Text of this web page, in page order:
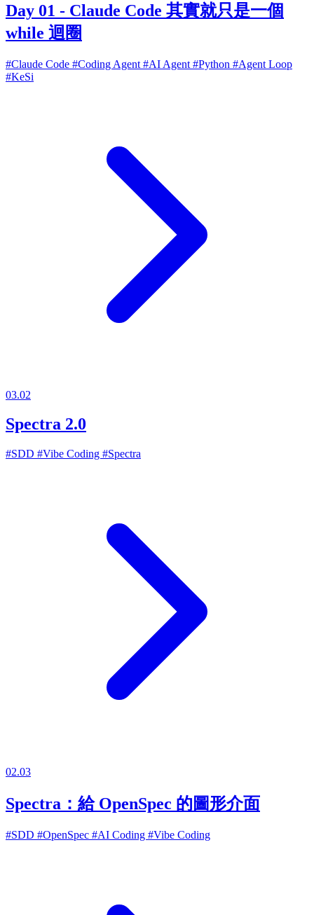
Day 01 - Claude Code 其實就只是一個
while 迴圈
#Claude Code #Coding Agent #AI Agent #Python #Agent Loop
#KeSi
03.02
Spectra 2.0
#SDD #Vibe Coding #Spectra
02.03
Spectra：給 OpenSpec 的圖形介面
#SDD #OpenSpec #AI Coding #Vibe Coding